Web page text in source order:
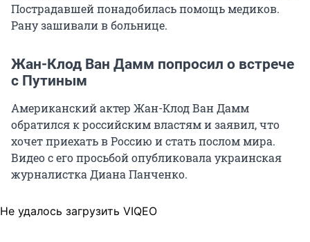
Пострадавшей понадобилась помощь медиков.
Рану зашивали в больнице.
Жан-Клод Ван Дамм попросил о встрече
с Путиным
Американский актер Жан-Клод Ван Дамм
обратился к российским властям и заявил, что
хочет приехать в Россию и стать послом мира.
Видео с его просьбой опубликовала украинская
журналистка Диана Панченко.
Не удалось загрузить VIQEO